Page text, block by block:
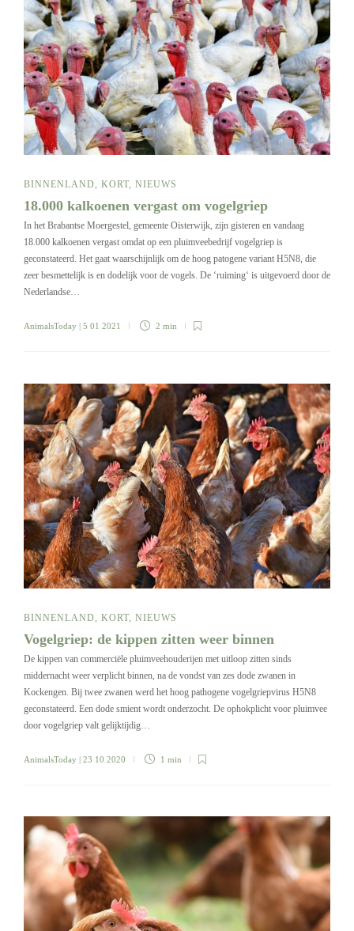
BINNENLAND, KORT, NIEUWS
18.000 kalkoenen vergast om vogelgriep
In het Brabantse Moergestel, gemeente Oisterwijk, zijn gisteren en vandaag
18.000 kalkoenen vergast omdat op een pluimveebedrijf vogelgriep is
geconstateerd. Het gaat waarschijnlijk om de hoog patogene variant H5N8, die
zeer besmettelijk is en dodelijk voor de vogels. De ‘ruiming‘ is uitgevoerd door de
Nederlandse…
AnimalsToday | 5 01 2021 2 min
BINNENLAND KORT NIEUWS
Vogelgriep: de kippen zitten weer binnen
De kippen van commerciële pluimveehouderijen met uitloop zitten sinds
middernacht weer verplicht binnen, na de vondst van zes dode zwanen in
Kockengen. Bij twee zwanen werd het hoog pathogene vogelgriepvirus H5N8
geconstateerd. Een dode smient wordt onderzocht. De ophokplicht voor pluimvee
door vogelgriep valt gelijktijdig…
AnimalsToday | 23 10 2020 1 min